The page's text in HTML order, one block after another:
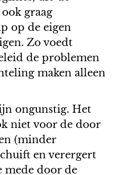
graag
op de eigen
Zo voedt
de problemen
maken alleen
ongunstig. Het
niet voor de door
(minder
en verergert
mede door de